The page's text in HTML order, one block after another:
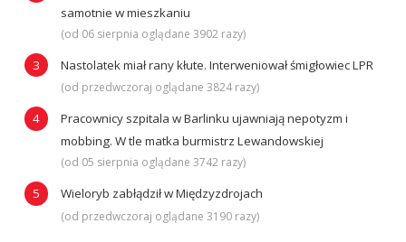
samotnie w mieszkaniu
(od 06 sierpnia oglądane 3902 razy)
Nastolatek miał rany kłute. Interweniował śmigłowiec LPR
(od przedwczoraj oglądane 3824 razy)
Pracownicy szpitala w Barlinku ujawniają nepotyzm i
mobbing. W tle matka burmistrz Lewandowskiej
(od 05 sierpnia oglądane 3742 razy)
Wieloryb zabłądził w Międzyzdrojach
(od przedwczoraj oglądane 3190 razy)